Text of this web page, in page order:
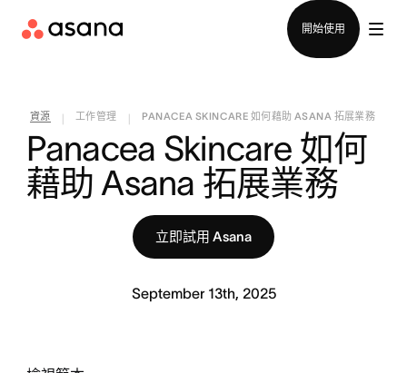
開始使用
資源 工作管理 PANACEA SKINCARE 如何藉助 ASANA 拓展業務
Panacea Skincare 如何
藉助 Asana 拓展業務
立即試用 Asana
September 13th, 2025